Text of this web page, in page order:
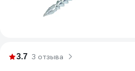
3.7 3 отзыва